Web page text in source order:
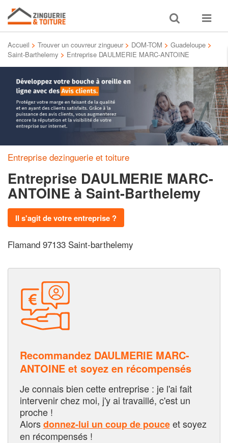
Toggle
search
Toggle
Accueil > Trouver un couvreur zingueur > DOM-TOM > Guadeloupe >
Saint-Barthelemy > Entreprise DAULMERIE MARC-ANTOINE
Entreprise dezinguerie et toiture
Entreprise DAULMERIE MARC-
ANTOINE à Saint-Barthelemy
Il s'agit de votre entreprise ?
Flamand 97133 Saint-barthelemy
Recommandez DAULMERIE MARC-
ANTOINE et soyez en récompensés
Je connais bien cette entreprise : je l'ai fait
intervenir chez moi, j'y ai travaillé, c'est un
proche !
Alorsdonnez-lui un coup de pouceet soyez
en récompensés !